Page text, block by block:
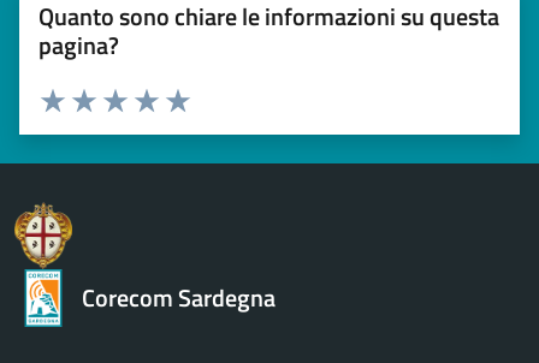
Quanto sono chiare le informazioni su questa
pagina?
Valuta 5 stelle su 5
Valuta 4 stelle su 5
Valuta 3 stelle su 5
Valuta 2 stelle su 5
Valuta 1 stelle su 5
Corecom Sardegna